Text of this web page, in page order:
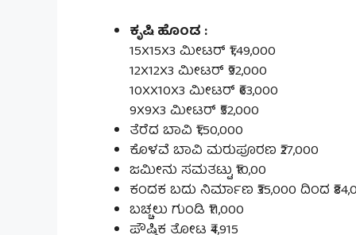
ಕೃಷಿ ಹೊಂಡ :
15X15X3 ಮೀಟರ್ ₹1,49,000
12X12X3 ಮೀಟರ್ ₹92,000
10XX10X3 ಮೀಟರ್ ₹63,000
9X9X3 ಮೀಟರ್ ₹52,000
ತೆರೆದ ಬಾವಿ ₹1,50,000
ಕೊಳವೆ ಬಾವಿ ಮರುಪೂರಣ ₹27,000
ಜಮೀನು ಸಮತಟ್ಟು ₹10,00
ಕಂದಕ ಬದು ನಿರ್ಮಾಣ ₹35,000 ದಿಂದ
ಬಚ್ಚಲು ಗುಂಡಿ ₹11,000